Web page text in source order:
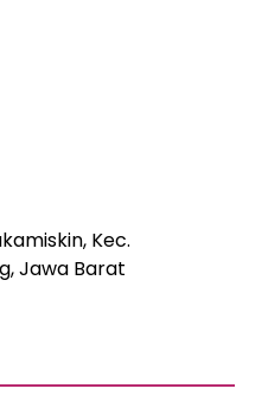
Kec.
Jawa Barat